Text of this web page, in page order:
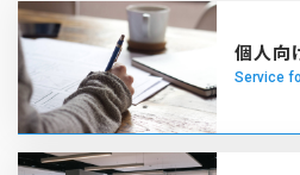
令和3年 年末年始の営業について
HPをリニューアルしました。
メディア掲載のご報告。
個人向
Service
ボタンのテ
ボタンのテキ